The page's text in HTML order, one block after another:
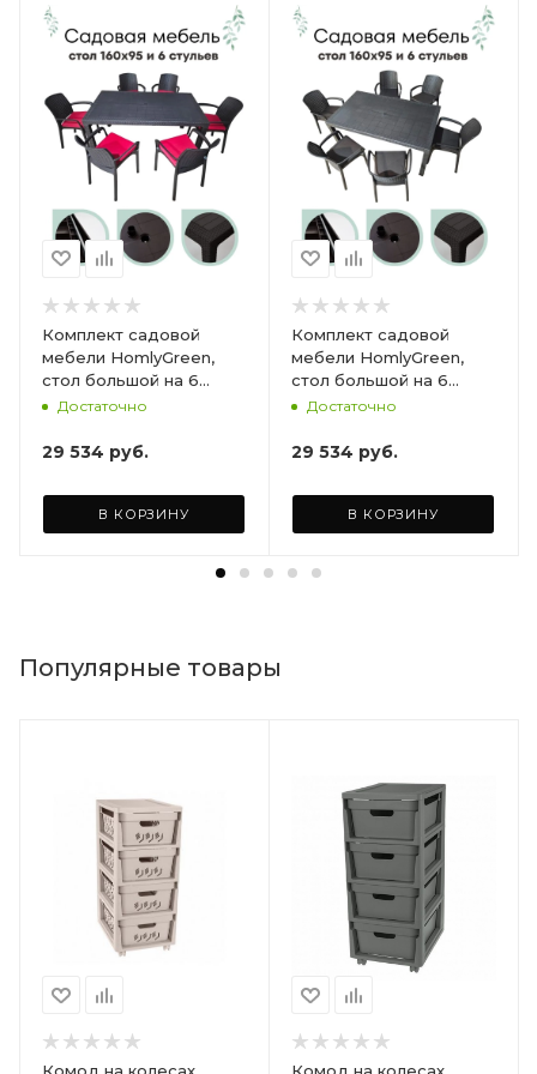
Комплект садовой
мебели HomlyGreen,
стол большой на 6
персон 153х79х70, 6
бордовыми подушками
Достаточно
29 534 руб.
В КОРЗИНУ
Комплект садовой
мебели HomlyGreen,
стол большой на 6
персон 153х79х70, 6
коричневыми
Достаточно
29 534 руб.
В КОРЗИНУ
Популярные товары